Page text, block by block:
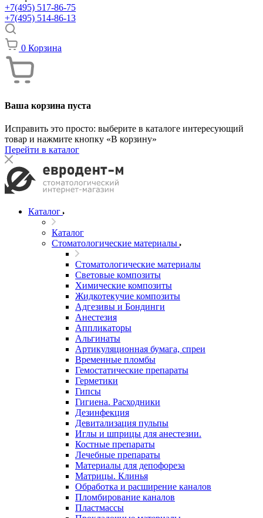
+7(495) 517-86-75
+7(495) 514-86-13
0 Корзина
Ваша корзина пуста
Исправить это просто: выберите в каталоге интересующий
товар и нажмите кнопку «В корзину»
Перейти в каталог
Каталог
Каталог
Стоматологические материалы
Стоматологические материалы
Световые композиты
Химические композиты
Жидкотекучие композиты
Адгезивы и Бондинги
Анестезия
Аппликаторы
Альгинаты
Артикуляционная бумага, спреи
Временные пломбы
Гемостатические препараты
Герметики
Гипсы
Гигиена. Расходники
Дезинфекция
Девитализация пульпы
Иглы и шприцы для анестезии.
Костные препараты
Лечебные препараты
Материалы для депофореза
Матрицы. Клинья
Обработка и расширение каналов
Пломбирование каналов
Пластмассы